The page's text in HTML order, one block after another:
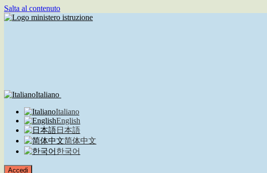
Salta al contenuto
Italiano
Italiano
English
日本語
简体中文
한국어
Accedi